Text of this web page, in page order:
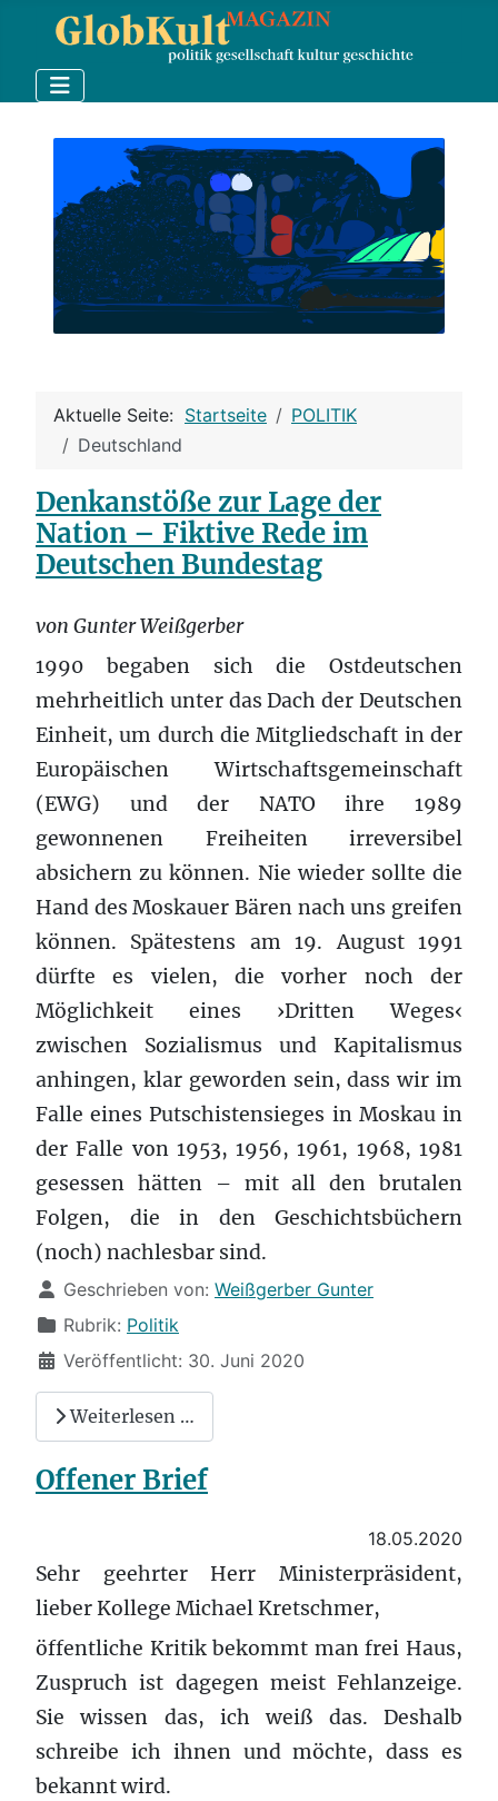
Aktuelle Seite: Startseite
POLITIK
Deutschland
Denkanstöße zur Lage der
Nation – Fiktive Rede im
Deutschen Bundestag
von Gunter Weißgerber
1990 begaben sich die Ostdeutschen
mehrheitlich unter das Dach der Deutschen
Einheit, um durch die Mitgliedschaft in der
Europäischen Wirtschaftsgemeinschaft
(EWG) und der NATO ihre 1989
gewonnenen Freiheiten irreversibel
absichern zu können. Nie wieder sollte die
Hand des Moskauer Bären nach uns greifen
können. Spätestens am 19. August 1991
dürfte es vielen, die vorher noch der
Möglichkeit eines ›Dritten Weges‹
zwischen Sozialismus und Kapitalismus
anhingen, klar geworden sein, dass wir im
Falle eines Putschistensieges in Moskau in
der Falle von 1953, 1956, 1961, 1968, 1981
gesessen hätten – mit all den brutalen
Folgen, die in den Geschichtsbüchern
(noch) nachlesbar sind.
Details
Geschrieben von: Weißgerber Gunter
Rubrik: Politik
Veröffentlicht: 30. Juni 2020
Weiterlesen …
Offener Brief
18.05.2020
Sehr geehrter Herr Ministerpräsident,
lieber Kollege Michael Kretschmer,
öffentliche Kritik bekommt man frei Haus,
Zuspruch ist dagegen meist Fehlanzeige.
Sie wissen das, ich weiß das. Deshalb
schreibe ich ihnen und möchte, dass es
bekannt wird.